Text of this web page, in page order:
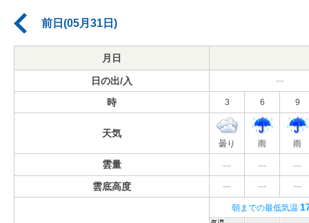
前日(05月31日)
月日
日の出/入 ---
時 3 6 9
天気
曇り 雨 雨
雲量 --- --- ---
雲底高度 --- --- ---
朝までの最低気温